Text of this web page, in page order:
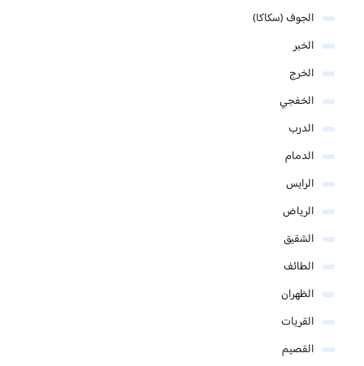
الجوف (سكاكا)
الخبر
الخرج
الخفجي
الدرب
الدمام
الرايس
الرياض
الشقيق
الطائف
الظهران
القريات
القصيم